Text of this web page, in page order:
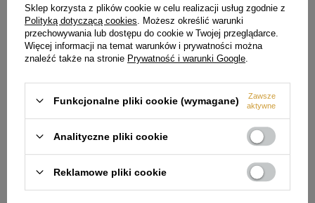
Zamówienia
Śledzenie przesyłki
Chcę zareklamować produkt
Chcę odstąpić od umowy
Chcę wymienić produkt
Kontakt
Sklep korzysta z plików cookie w celu realizacji usług zgodnie z
Polityką dotyczącą cookies . Możesz określić warunki
przechowywania lub dostępu do cookie w Twojej przeglądarce.
Więcej informacji na temat warunków i prywatności można
znaleźć także na stronie Prywatność i warunki Google
Funkcjonalne pliki cookie (wymagane)
Zawsze
aktywne
Analityczne pliki cookie
Reklamowe pliki cookie